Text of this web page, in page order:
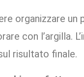
organizzare
con l’argilla.
risultato finale.